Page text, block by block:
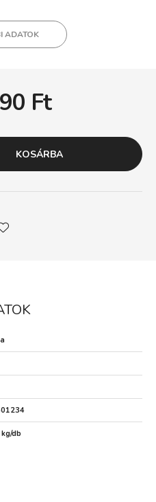
ADATOK
Ft
KOSÁRBA
db